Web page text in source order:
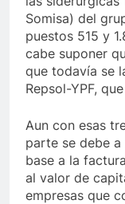
Somisa) del
puestos 515 y
cabe suponer
que todavía se
Repsol-YPF,
Aun con esas
parte se debe
base a la
al valor de
empresas que